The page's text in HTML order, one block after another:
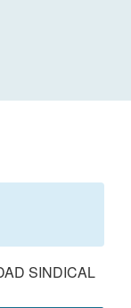
SINDICAL